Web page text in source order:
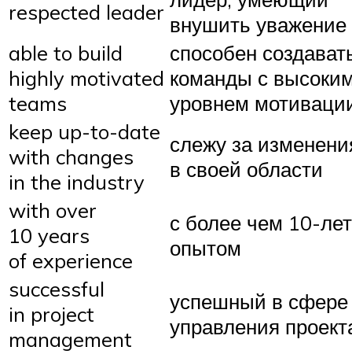
respected leader внушить уважение
able to build
highly motivated
teams
способен
команды с
уровнем
keep up-to-date
with changes
in the industry
слежу за
в своей области
with over
10 years
of experience
с более чем 10-
опытом
successful
in project
management
успешный в сфере
управления